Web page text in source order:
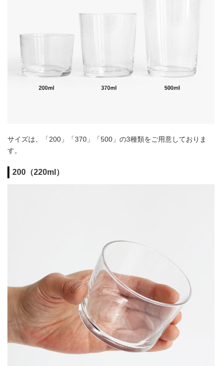
サイズは、「200」「370」「500」の3種類をご用意しておりま
す。
200（220ml）